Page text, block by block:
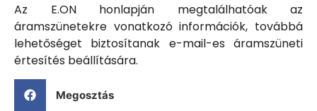
Az E.ON honlapján megtalálhatóak az
áramszünetekre vonatkozó információk, továbbá
lehetőséget biztosítanak e-mail-es áramszüneti
értesítés beállítására.
Megosztás